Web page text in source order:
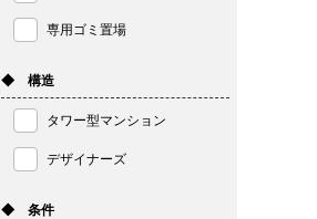
専用ゴミ置場
◆ 構造
タワー型マンション
デザイナーズ
◆ 条件